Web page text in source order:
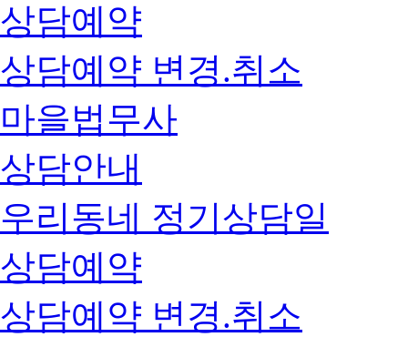
상담예약
상담예약 변경.취소
마을법무사
상담안내
우리동네 정기상담일
상담예약
상담예약 변경.취소